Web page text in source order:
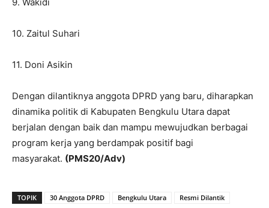
10. Zaitul Suhari
11. Doni Asikin
Dengan dilantiknya anggota DPRD yang baru, diharapkan
dinamika politik di Kabupaten Bengkulu Utara dapat
berjalan dengan baik dan mampu mewujudkan berbagai
program kerja yang berdampak positif bagi
masyarakat. (PMS20/Adv)
TOPIK 30 Anggota DPRD Bengkulu Utara Resmi Dilantik